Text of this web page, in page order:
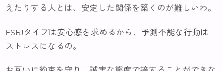
えたりする人とは、安定した関係を築くのが難しいわ。
ESFJタイプは安心感を求めるから、予測不能な行動は
ストレスになるの。